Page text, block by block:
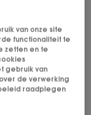
van onze site
functionaliteit te
zetten en te
gebruik van
de verwerking
raadplegen